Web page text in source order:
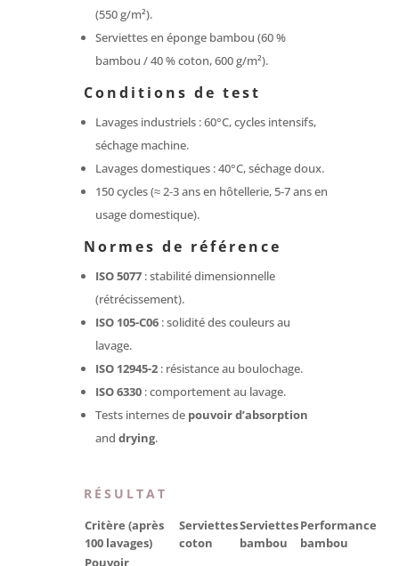
(550 g/m²).
Serviettes en éponge bambou (60 %
bambou / 40 % coton, 600 g/m²).
Conditions de test
Lavages industriels : 60°C, cycles intensifs,
séchage machine.
Lavages domestiques : 40°C, séchage doux.
150 cycles (≈ 2-3 ans en hôtellerie, 5-7 ans en
usage domestique).
Normes de référence
ISO 5077 : stabilité dimensionnelle
(rétrécissement).
ISO 105-C06 : solidité des couleurs au
lavage.
ISO 12945-2 : résistance au boulochage.
ISO 6330 : comportement au lavage.
Tests internes de pouvoir d’absorption
anddrying.
RÉSULTAT
Critère (après
100 lavages)
Serviettes
coton
Serviettes
bambou
Performance
bambou
Pouvoir